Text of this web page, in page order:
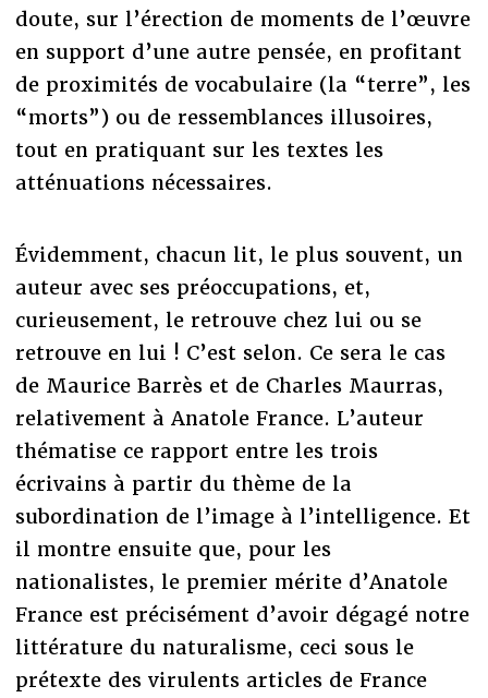
doute, sur l’érection de moments de l’œuvre
en support d’une autre pensée, en profitant
de proximités de vocabulaire (la “terre”, les
“morts”) ou de ressemblances illusoires,
tout en pratiquant sur les textes les
atténuations nécessaires.
Évidemment, chacun lit, le plus souvent, un
auteur avec ses préoccupations, et,
curieusement, le retrouve chez lui ou se
retrouve en lui ! C’est selon. Ce sera le cas
de Maurice Barrès et de Charles Maurras,
relativement à Anatole France. L’auteur
thématise ce rapport entre les trois
écrivains à partir du thème de la
subordination de l’image à l’intelligence. Et
il montre ensuite que, pour les
nationalistes, le premier mérite d’Anatole
France est précisément d’avoir dégagé notre
littérature du naturalisme, ceci sous le
prétexte des virulents articles de France